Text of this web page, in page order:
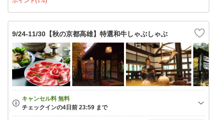
9/24-11/30【秋の京都高雄】特選和牛しゃぶしゃぶ